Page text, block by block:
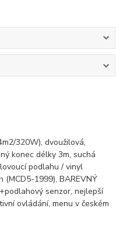
320W), dvoužilová,
konec délky 3m, suchá
podlahu / vinyl
1999), BAREVNÝ
senzor, nejlepší
ovládání, menu v českém